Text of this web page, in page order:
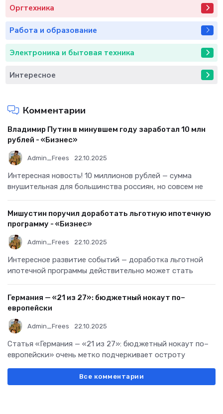
Оргтехника
Работа и образование
Электроника и бытовая техника
Интересное
Комментарии
Владимир Путин в минувшем году заработал 10 млн
рублей - «Бизнес»
Admin_Frees 22.10.2025
Интересная новость! 10 миллионов рублей — сумма
внушительная для большинства россиян, но совсем не
Мишустин поручил доработать льготную ипотечную
программу - «Бизнес»
Admin_Frees 22.10.2025
Интересное развитие событий — доработка льготной
ипотечной программы действительно может стать
Германия — «21 из 27»: бюджетный нокаут по–
европейски
Admin_Frees 22.10.2025
Статья «Германия — «21 из 27»: бюджетный нокаут по–
европейски» очень метко подчеркивает остроту
Все комментарии